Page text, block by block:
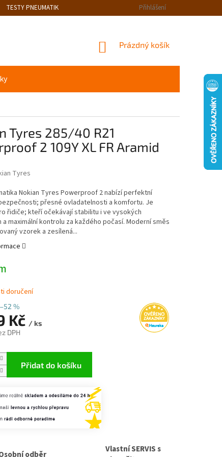
TESTY PNEUMATIK Přihlášení
NÁKUPNÍ
Prázdný košík
Tyres 285/40 R21
2 109Y XL FR Aramid
Tyres
–52 %
Kč / ks
DPH
doručení
Přidat do košíku
Nokian Tyres Powerproof 2 nabízí perfektní
přesné ovladatelnosti a komfortu. Je
řidiče; kteří očekávají stabilitu i ve vysokých
maximální kontrolu za každého počasí. Moderní směs
vzorek a zesílená...
odběr
Vlastní SERVIS s